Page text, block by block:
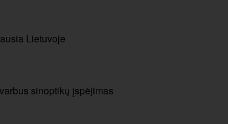
Lietuvoje
sinoptikų įspėjimas